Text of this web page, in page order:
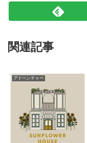
関連記事
アドベンチャー